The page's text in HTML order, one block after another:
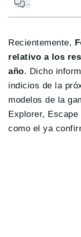
...
Recientemente,
relativo a los
año. Dicho
indicios de la
modelos de la
Explorer,
como el ya